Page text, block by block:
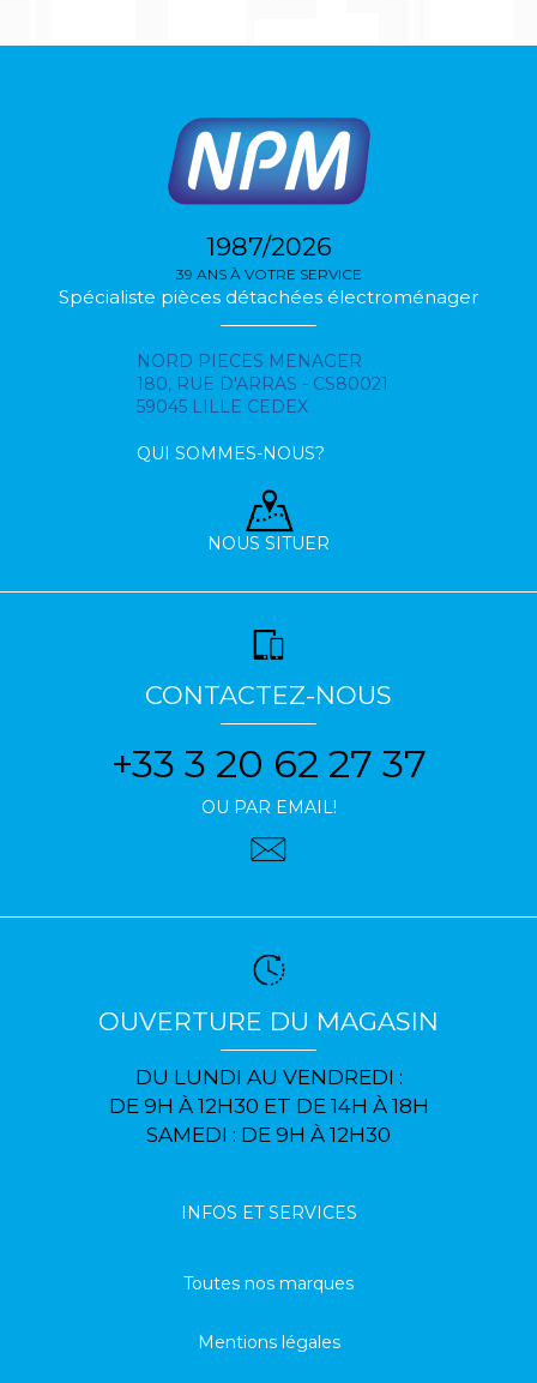
1987/2026
39 ANS À VOTRE SERVICE
Spécialiste pièces détachées électroménager
NORD PIECES MENAGER
180, RUE D'ARRAS - CS80021
59045 LILLE CEDEX
QUI SOMMES-NOUS?
NOUS SITUER
CONTACTEZ-NOUS
+33 3 20 62 27 37
OU PAR EMAIL!
OUVERTURE DU MAGASIN
DU LUNDI AU VENDREDI :
DE 9H À 12H30 ET DE 14H À 18H
SAMEDI : DE 9H À 12H30
INFOS ET SERVICES
Toutes nos marques
Mentions légales